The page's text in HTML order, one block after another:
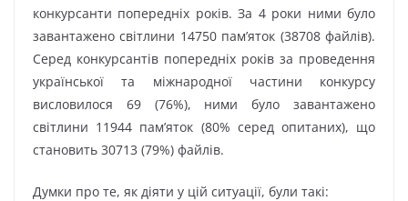
конкурсанти попередніх років. За 4 роки ними було
завантажено світлини 14750 пам’яток (38708 файлів).
Серед конкурсантів попередніх років за проведення
української та міжнародної частини конкурсу
висловилося 69 (76%), ними було завантажено
світлини 11944 пам’яток (80% серед опитаних), що
становить 30713 (79%) файлів.
Думки про те, як діяти у цій ситуації, були такі: